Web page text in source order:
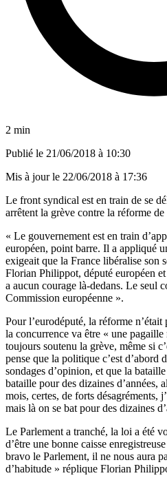
2 min
Publié le 21/06/2018 à 10:30
Mis à jour le 22/06/2018 à 17:36
Le front syndical est en train de se
arrêtent la grève contre la réforme
« Le gouvernement est en train
européen, point barre. Il a appliqué
exigeait que la France libéralise son
Florian Philippot, député européen
a aucun courage là-dedans. Le seul
Commission européenne ».
Pour l’eurodéputé, la réforme n’était
la concurrence va être « une
toujours soutenu la grève, même si
pense que la politique c’est d’abord
sondages d’opinion, et que la
bataille pour des dizaines d’années,
mois, certes, de forts désagréments,
mais là on se bat pour des dizaines
Le Parlement a tranché, la loi a été
d’être une bonne caisse
bravo le Parlement, il ne nous aura
d’habitude » réplique Florian